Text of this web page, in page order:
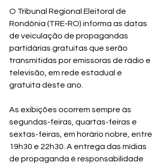
O Tribunal Regional Eleitoral de
Rondônia (TRE-RO) informa as datas
de veiculação de propagandas
partidárias gratuitas que serão
transmitidas por emissoras de rádio e
televisão, em rede estadual e
gratuita deste ano.
As exibições ocorrem sempre às
segundas-feiras, quartas-feiras e
sextas-feiras, em horário nobre, entre
19h30 e 22h30. A entrega das mídias
de propaganda é responsabilidade